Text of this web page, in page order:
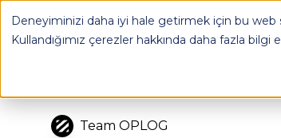
Deneyiminizi daha iyi hale getirmek için bu web
Kullandığımız çerezler hakkında daha fazla bilgi
OPLOG
Team OPLOG